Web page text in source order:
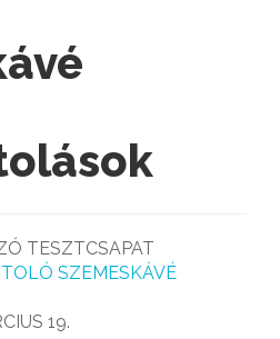
TESZTCSAPAT
SZEMESKÁVÉ
19.